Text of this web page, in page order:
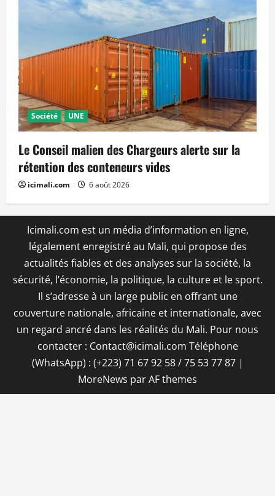
Société UNE
Le Conseil malien des Chargeurs alerte sur la
rétention des conteneurs vides
icimali.com 6 août 2026
Icimali.com est un média d’information en ligne,
légalement enregistré au Mali, qui propose des
actualités fiables et des analyses sur la société, la
sécurité, l’économie, la politique, la culture et le sport.
Il s’adresse à un large public en offrant une
couverture nationale, africaine et internationale, avec
un regard ancré dans les réalités du Mali. Pour nous
contacter : Contact@icimali.com Téléphone
(WhatsApp) : (+223) 71 67 92 58 / 75 53 77 87 |
MoreNews par AF themes